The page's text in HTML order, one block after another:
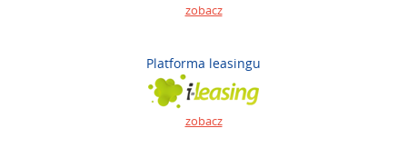
zobacz
Platforma leasingu
zobacz